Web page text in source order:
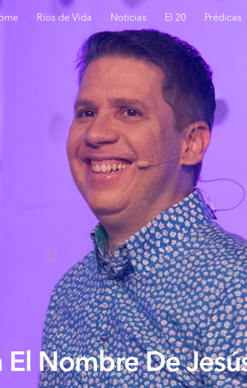
Ríos de Vida Noticias El 20 Prédicas
Nombre De